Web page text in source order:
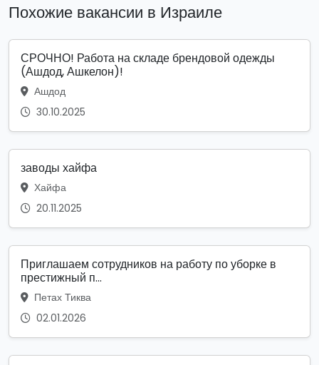
Похожие вакансии в Израиле
СРОЧНО! Работа на складе брендовой одежды
(Ашдод, Ашкелон)!
Ашдод
30.10.2025
заводы хайфа
Хайфа
20.11.2025
Приглашаем сотрудников на работу по уборке в
престижный п...
Петах Тиква
02.01.2026